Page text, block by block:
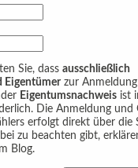
Sie, dass ausschließlich
Eigentümer zur
Eigentumsnachweis ist
Die Anmeldung und
erfolgt direkt über die
zu beachten gibt,
Blog.